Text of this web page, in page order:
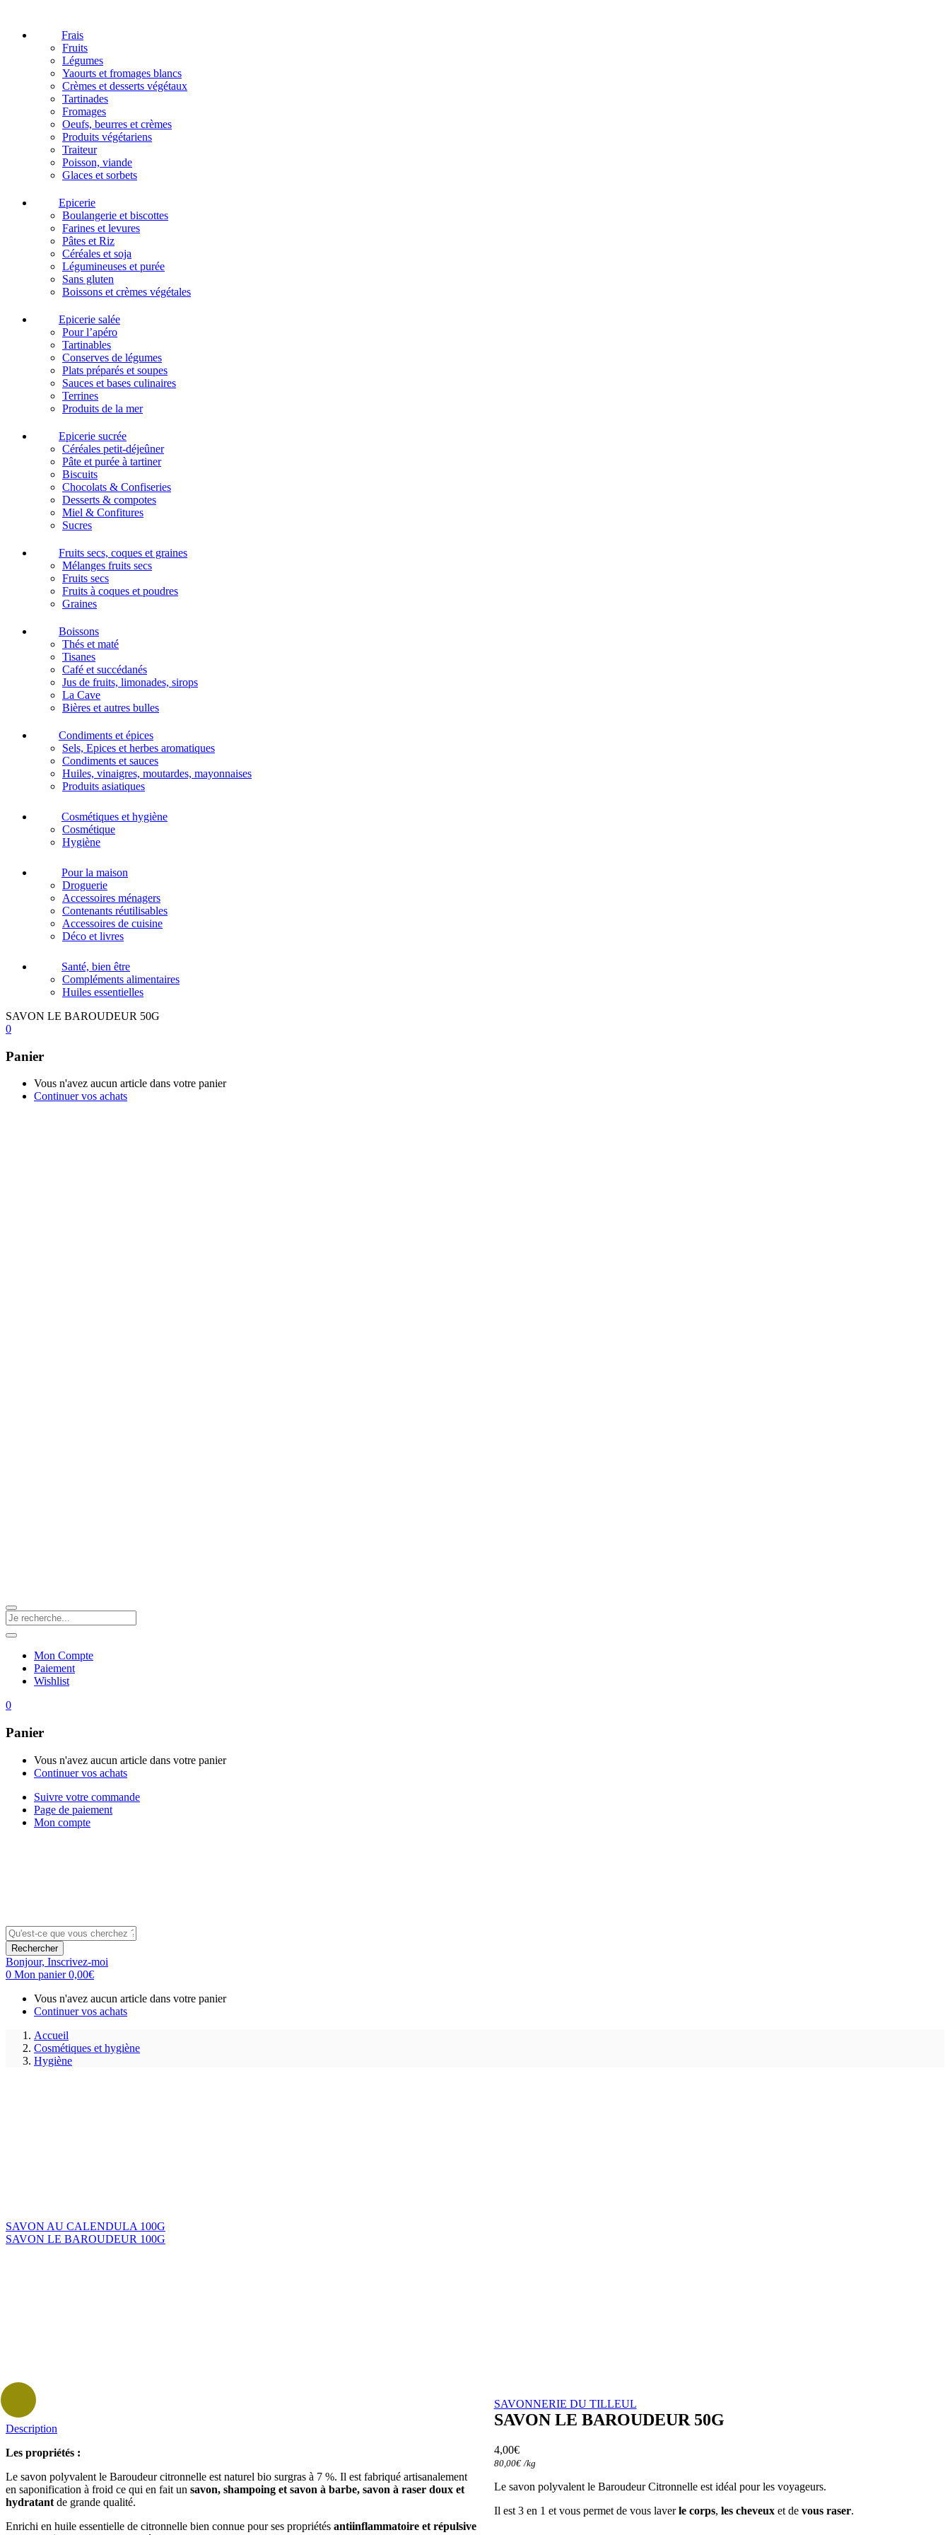
Frais
Fruits
Légumes
Yaourts et fromages blancs
Crèmes et desserts végétaux
Tartinades
Fromages
Oeufs, beurres et crèmes
Produits végétariens
Traiteur
Poisson, viande
Glaces et sorbets
Epicerie
Boulangerie et biscottes
Farines et levures
Pâtes et Riz
Céréales et soja
Légumineuses et purée
Sans gluten
Boissons et crèmes végétales
Epicerie salée
Pour l’apéro
Tartinables
Conserves de légumes
Plats préparés et soupes
Sauces et bases culinaires
Terrines
Produits de la mer
Epicerie sucrée
Céréales petit-déjeûner
Pâte et purée à tartiner
Biscuits
Chocolats & Confiseries
Desserts & compotes
Miel & Confitures
Sucres
Fruits secs, coques et graines
Mélanges fruits secs
Fruits secs
Fruits à coques et poudres
Graines
Boissons
Thés et maté
Tisanes
Café et succédanés
Jus de fruits, limonades, sirops
La Cave
Bières et autres bulles
Condiments et épices
Sels, Epices et herbes aromatiques
Condiments et sauces
Huiles, vinaigres, moutardes, mayonnaises
Produits asiatiques
Cosmétiques et hygiène
Cosmétique
Hygiène
Pour la maison
Droguerie
Accessoires ménagers
Contenants réutilisables
Accessoires de cuisine
Déco et livres
Santé, bien être
Compléments alimentaires
Huiles essentielles
SAVON LE BAROUDEUR 50G
0
Panier
Vous n'avez aucun article dans votre panier
Continuer vos achats
Mon Compte
Paiement
Wishlist
0
Panier
Vous n'avez aucun article dans votre panier
Continuer vos achats
Suivre votre commande
Page de paiement
Mon compte
Rechercher
Bonjour, Inscrivez-moi
0 Mon panier0,00€
Vous n'avez aucun article dans votre panier
Continuer vos achats
Accueil
Cosmétiques et hygiène
Hygiène
SAVON AU CALENDULA 100G
SAVON LE BAROUDEUR 100G
SAVONNERIE DU TILLEUL
SAVON LE BAROUDEUR 50G
4,00€
80,00€ /kg
Le savon polyvalent le Baroudeur Citronnelle est idéal pour les voyageurs.
Il est 3 en 1 et vous permet de vous laverle corps, les cheveuxet de vous raser.
Description
Les propriétés :
Le savon polyvalent le Baroudeur citronnelle est naturel bio surgras à 7 %. Il est fabriqué artisanalement
en saponification à froid ce qui en fait un savon, shampoing et savon à barbe, savon à raser doux et
hydratant de grande qualité.
Enrichi en huile essentielle de citronnelle bien connue pour ses propriétés antiinflammatoire et répulsive